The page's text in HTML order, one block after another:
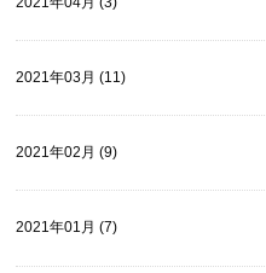
2021年03月 (11)
2021年02月 (9)
2021年01月 (7)